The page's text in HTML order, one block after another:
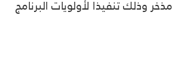
عددها قرابة الـ400 مذخر وذلك تنفيذا لأولويات البرنامج